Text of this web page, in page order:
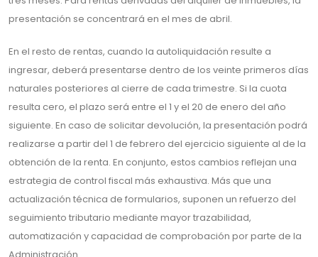
presentación se concentrará en el mes de abril.
En el resto de rentas, cuando la autoliquidación resulte a
ingresar, deberá presentarse dentro de los veinte primeros días
naturales posteriores al cierre de cada trimestre. Si la cuota
resulta cero, el plazo será entre el 1 y el 20 de enero del año
siguiente. En caso de solicitar devolución, la presentación podrá
realizarse a partir del 1 de febrero del ejercicio siguiente al de la
obtención de la renta. En conjunto, estos cambios reflejan una
estrategia de control fiscal más exhaustiva. Más que una
actualización técnica de formularios, suponen un refuerzo del
seguimiento tributario mediante mayor trazabilidad,
automatización y capacidad de comprobación por parte de la